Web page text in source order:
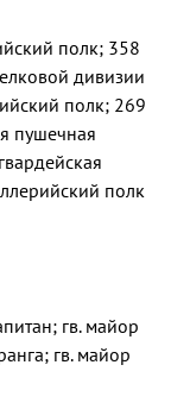
полк; 358
дивизии
полк; 269
пушечная
полк
гв. майор
гв. майор